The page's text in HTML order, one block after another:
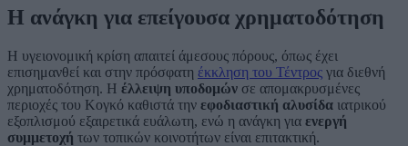
Η ανάγκη για επείγουσα χρηματοδότηση
Η υγειονομική κρίση απαιτεί άμεσους πόρους, όπως έχει
επισημανθεί και στην πρόσφατη έκκληση του Τέντρος για διεθνή
χρηματοδότηση. Η έλλειψη υποδομών σε απομακρυσμένες
περιοχές του Κογκό καθιστά την εφοδιαστική αλυσίδα ιατρικού
εξοπλισμού εξαιρετικά ευάλωτη, ενώ η ανάγκη για ενεργή
συμμετοχή των τοπικών κοινοτήτων είναι επιτακτική.